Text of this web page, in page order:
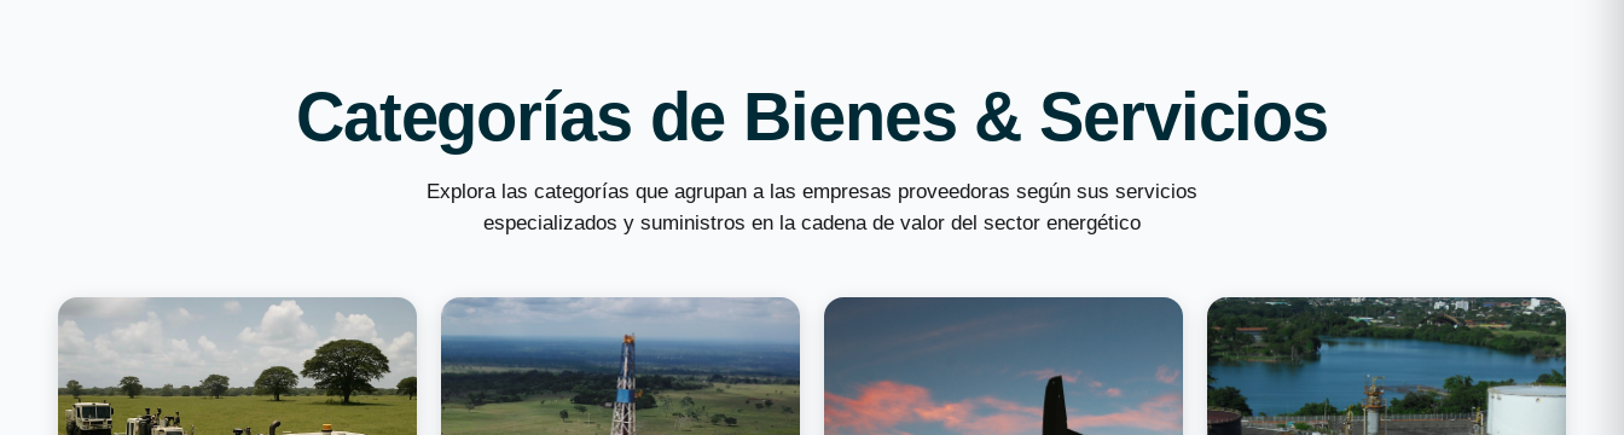
Categorías de Bienes & Servicios
Explora las categorías que agrupan a las empresas proveedoras según sus servicios
especializados y suministros en la cadena de valor del sector energético